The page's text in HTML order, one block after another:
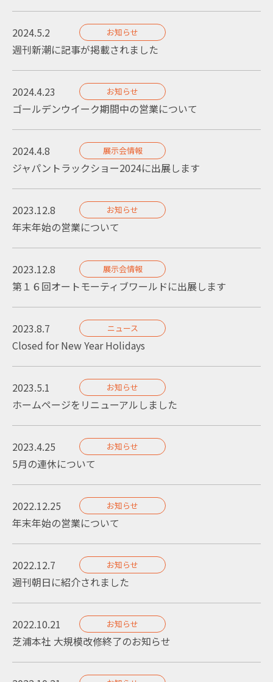
2024.5.2 お知らせ
週刊新潮に記事が掲載されました
2024.4.23 お知らせ
ゴールデンウイーク期間中の営業について
2024.4.8 展示会情報
ジャパントラックショー2024に出展します
2023.12.8 お知らせ
年末年始の営業について
2023.12.8 展示会情報
第１６回オートモーティブワールドに出展します
2023.8.7 ニュース
Closed for New Year Holidays
2023.5.1 お知らせ
ホームページをリニューアルしました
2023.4.25 お知らせ
5月の連休について
2022.12.25 お知らせ
年末年始の営業について
2022.12.7 お知らせ
週刊朝日に紹介されました
2022.10.21 お知らせ
芝浦本社 大規模改修終了のお知らせ